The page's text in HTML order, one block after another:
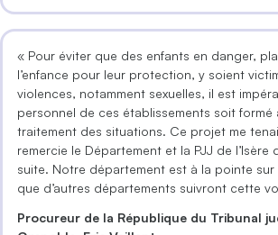
« Pour éviter que des enfants en danger,
l’enfance pour leur protection, y soient
violences, notamment sexuelles, il est
personnel de ces établissements soit formé
traitement des situations. Ce projet me
remercie le Département et la PJJ de l’Isère
suite. Notre département est à la pointe sur
que d’autres départements suivront cette
Procureur de la République du Tribunal